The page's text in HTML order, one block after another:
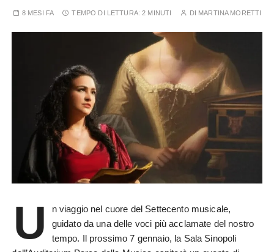
8 MESI FA TEMPO DI LETTURA:2 MINUTI DI MARTINA MORETTI
U
n viaggio nel cuore del Settecento musicale,
guidato da una delle voci più acclamate del nostro
tempo. Il prossimo 7 gennaio, la Sala Sinopoli